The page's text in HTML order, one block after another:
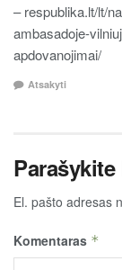
– respublika.lt/lt/
ambasadoje-
apdovanojimai/
Atsakyti
El. pašto adresas
Komentaras *